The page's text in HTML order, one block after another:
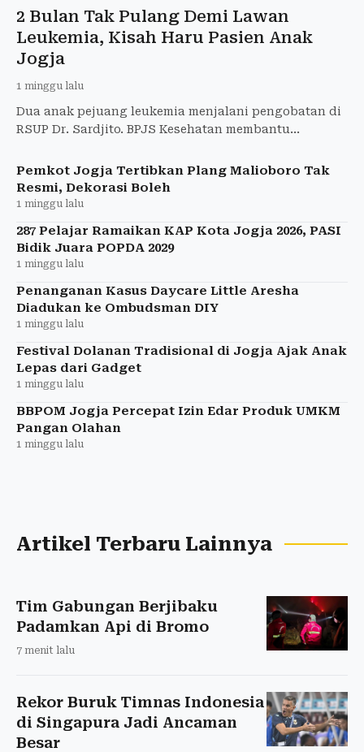
2 Bulan Tak Pulang Demi Lawan
Leukemia, Kisah Haru Pasien Anak
Jogja
1 minggu lalu
Dua anak pejuang leukemia menjalani pengobatan di
RSUP Dr. Sardjito. BPJS Kesehatan membantu
mendampingi.
Pemkot Jogja Tertibkan Plang Malioboro Tak
Resmi, Dekorasi Boleh
1 minggu lalu
287 Pelajar Ramaikan KAP Kota Jogja 2026, PASI
Bidik Juara POPDA 2029
1 minggu lalu
Penanganan Kasus Daycare Little Aresha
Diadukan ke Ombudsman DIY
1 minggu lalu
Festival Dolanan Tradisional di Jogja Ajak Anak
Lepas dari Gadget
1 minggu lalu
BBPOM Jogja Percepat Izin Edar Produk UMKM
Pangan Olahan
1 minggu lalu
Artikel Terbaru Lainnya
Tim Gabungan Berjibaku
Padamkan Api di Bromo
7 menit lalu
Rekor Buruk Timnas Indonesia
di Singapura Jadi Ancaman
Besar